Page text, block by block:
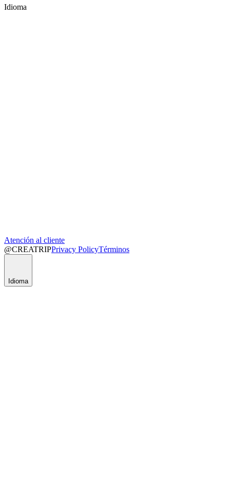
Idioma
Atención al cliente
@CREATRIPPrivacy PolicyTérminos
Idioma